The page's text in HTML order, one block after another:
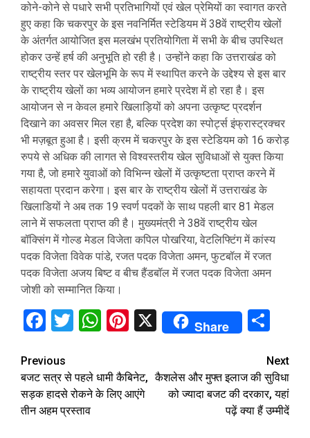
कोने-कोने से पधारे सभी प्रतिभागियों एवं खेल प्रेमियों का स्वागत करते
हुए कहा कि चकरपुर के इस नवनिर्मित स्टेडियम में 38वें राष्ट्रीय खेलों
के अंतर्गत आयोजित इस मलखंभ प्रतियोगिता में सभी के बीच उपस्थित
होकर उन्हें हर्ष की अनुभूति हो रही है। उन्होंने कहा कि उत्तराखंड को
राष्ट्रीय स्तर पर खेलभूमि के रूप में स्थापित करने के उद्देश्य से इस बार
के राष्ट्रीय खेलों का भव्य आयोजन हमारे प्रदेश में हो रहा है। इस
आयोजन से न केवल हमारे खिलाड़ियों को अपना उत्कृष्ट प्रदर्शन
दिखाने का अवसर मिल रहा है, बल्कि प्रदेश का स्पोर्ट्स इंफ्रास्ट्रक्चर
भी मज़बूत हुआ है। इसी क्रम में चकरपुर के इस स्टेडियम को 16 करोड़
रुपये से अधिक की लागत से विश्वस्तरीय खेल सुविधाओं से युक्त किया
गया है, जो हमारे युवाओं को विभिन्न खेलों में उत्कृष्टता प्राप्त करने में
सहायता प्रदान करेगा। इस बार के राष्ट्रीय खेलों में उत्तराखंड के
खिलाडियों ने अब तक 19 स्वर्ण पदकों के साथ पहली बार 81 मेडल
लाने में सफलता प्राप्त की है। मुख्यमंत्री ने 38वें राष्ट्रीय खेल
बॉक्सिंग में गोल्ड मेडल विजेता कपिल पोखरिया, वेटलिफ्टिंग में कांस्य
पदक विजेता विवेक पांडे, रजत पदक विजेता अमन, फुटबॉल में रजत
पदक विजेता अजय बिष्ट व बीच हैंडबॉल में रजत पदक विजेता अमन
जोशी को सम्मानित किया।
Facebook
Twitter
WhatsApp
Pinterest
X Share
Continue
Reading
Previous
बजट सत्र से पहले धामी कैबिनेट,
सड़क हादसे रोकने के लिए आएंगे
तीन अहम प्रस्ताव
Next
कैशलेस और मुफ्त इलाज की सुविधा
को ज्यादा बजट की दरकार, यहां
पढ़ें क्या हैं उम्मीदें